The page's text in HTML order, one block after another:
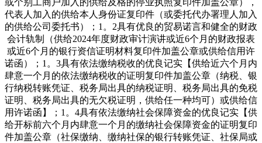
代表人加入的供给本人身份证复印件（或委托代办署理人加入
的供给公司委托书）；1。2具有优良的贸易诺言和健全的财政
会计轨制（供给2024年度财政审计演讲或近6个月的财政报表
或近6个月的银行资信证明材料复印件加盖公章或供给信用许
诺函）；1。3具有依法缴纳税收的优良记实【供给近六个月内
肆意一个月的依法缴纳税收的证明复印件加盖公章（纳税、银
行纳税转账凭证、税务局出具的纳税证明、税务局出具的免税
证明、税务局出具的无欠税证明，供给任一种均可）或供给信
用许诺函】；1。4具有依法缴纳社会保障资金的优良记实【供
给开标前六个月内肆意一个月的缴纳社会保障资金的证明复印
件加盖公章（社保缴纳、缴纳社保的银行转账凭证、社保局或